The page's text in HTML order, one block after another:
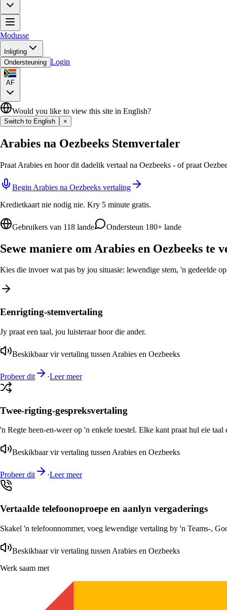
Modusse
Inligting
Ondersteuning Login
AF
Would you like to view this site in English?
Switch to English ×
Arabies na Oezbeeks Stemvertaler
Praat Arabies en hoor dit dadelik vertaal na Oezbeeks - of praat
Begin Arabies na Oezbeeks vertaling
Kredietkaart nie nodig nie. Kry 5 minute gratis.
Gebruikers van 118 lande Ondersteun 180+ lande
Sewe maniere om Arabies en Oezbeeks te
Kies die invoer wat pas by jou situasie: lewendige stem, 'n gedeelde
Eenrigting-stemvertaling
Jy praat een taal, jou luisteraar hoor die ander.
Beskikbaar vir vertaling tussen Arabies en Oezbeeks
Probeer dit ·Leer meer
Twee-rigting-gespreksvertaling
'n Regte heen-en-weer op 'n enkele toestel. Elke kant praat hul eie taal
Beskikbaar vir vertaling tussen Arabies en Oezbeeks
Probeer dit ·Leer meer
Vertaalde telefoonoproepe en aanlyn vergaderings
Skakel 'n telefoonnommer, voeg lewendige vertaling by 'n Teams-,
Beskikbaar vir vertaling tussen Arabies en Oezbeeks
Werk saam met